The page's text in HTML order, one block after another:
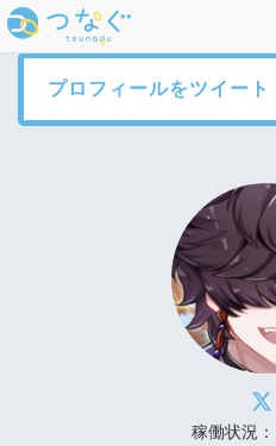
プロフィールをツイート
稼働状況